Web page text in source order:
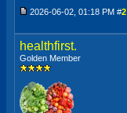
2026-06-02, 01:18 PM #2
healthfirst.
Golden Member